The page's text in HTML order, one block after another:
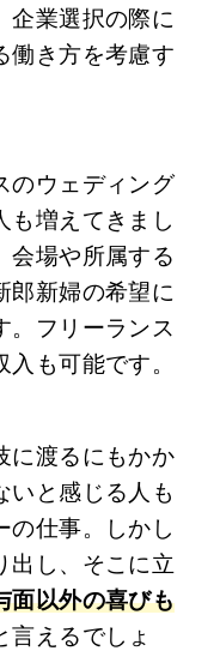
企業選択の際に
働き方を考慮す
のウェディング
も増えてきまし
会場や所属する
郎新婦の希望に
。フリーランス
も可能です。
に渡るにもかか
いと感じる人も
の仕事。しかし
出し、そこに立
面以外の喜びも
言えるでしょ